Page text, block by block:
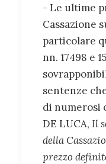
- Le ultime
Cassazione
particolare
nn. 17498 e
sentenze
di numerosi
DE LUCA, Il
della
prezzo